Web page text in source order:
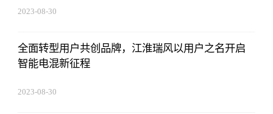
2023-08-30
全面转型用户共创品牌，江淮瑞风以用户之名开启
智能电混新征程
2023-08-30